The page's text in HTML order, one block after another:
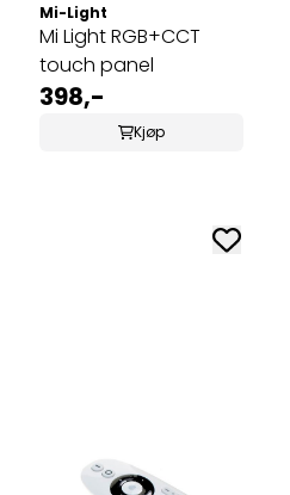
Mi-Light
Mi Light RGB+CCT
touch panel
398,-
Kjøp